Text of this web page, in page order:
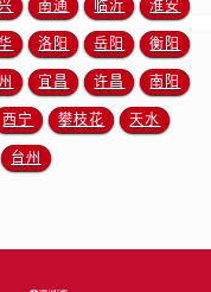
云南省曲靖市麒麟区学府路售后服务中心（需提前预约）
云南省文山壮族苗族自治州文山市东风路售后服务中心（需提前预约）
云南省西双版纳傣族自治州景洪市宣慰大道售后服务中心（需提前预约）
云南省玉溪市红塔区南北大街售后服务中心（需提前预约）
南通 临沂 淮安
洛阳 岳阳 衡阳
宜昌 许昌 南阳
西宁 攀枝花 天水
台州